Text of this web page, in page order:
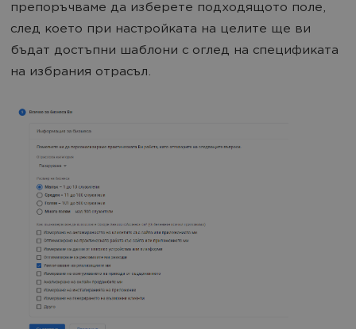
препоръчваме да изберете подходящото поле,
след което при настройката на целите ще ви
бъдат достъпни шаблони с оглед на спецификата
на избрания отрасъл.